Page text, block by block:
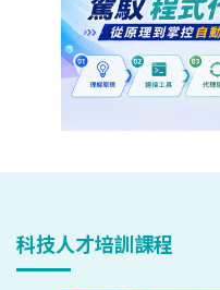
科技人才培訓課程